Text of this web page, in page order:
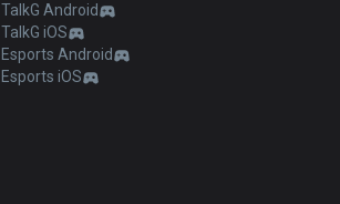
TalkG Android
TalkG iOS
Esports Android
Esports iOS